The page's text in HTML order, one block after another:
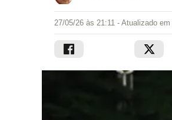
27/05/26 às 21:11 - Atualizado em